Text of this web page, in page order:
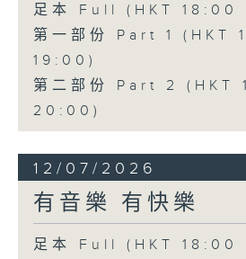
足本 Full (HKT
第一部份 Part 1 (HKT
19:00)
第二部份 Part 2 (HKT
20:00)
12/07/2026
有音樂 有快樂
足本 Full (HKT